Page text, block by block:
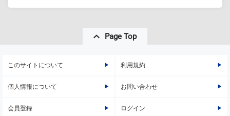
Page Top
このサイトについて 利用規約
個人情報について お問い合わせ
会員登録 ログイン